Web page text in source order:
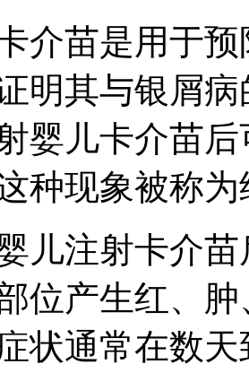
介苗是用于
明其与银屑
婴儿卡介苗
种现象被称
儿注射卡介
位产生红、
状通常在数